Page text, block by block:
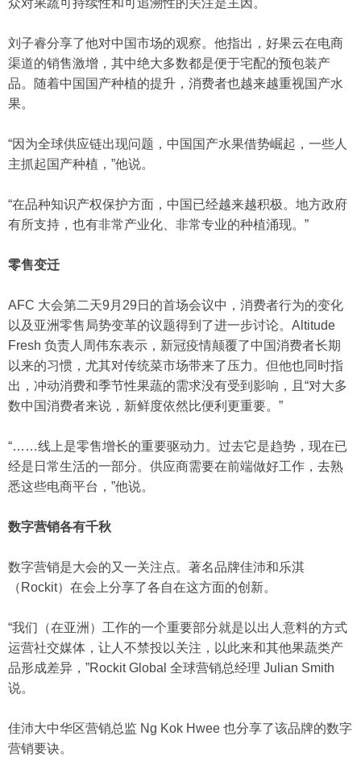
众对果蔬可持续性和可追溯性的关注是主因。
刘子睿分享了他对中国市场的观察。他指出，好果云在电商
渠道的销售激增，其中绝大多数都是便于宅配的预包装产
品。随着中国国产种植的提升，消费者也越来越重视国产水
果。
“因为全球供应链出现问题，中国国产水果借势崛起，一些人
主抓起国产种植，”他说。
“在品种知识产权保护方面，中国已经越来越积极。地方政府
有所支持，也有非常产业化、非常专业的种植涌现。”
零售变迁
AFC 大会第二天9月29日的首场会议中，消费者行为的变化
以及亚洲零售局势变革的议题得到了进一步讨论。Altitude
Fresh 负责人周伟东表示，新冠疫情颠覆了中国消费者长期
以来的习惯，尤其对传统菜市场带来了压力。但他也同时指
出，冲动消费和季节性果蔬的需求没有受到影响，且“对大多
数中国消费者来说，新鲜度依然比便利更重要。”
“……线上是零售增长的重要驱动力。过去它是趋势，现在已
经是日常生活的一部分。供应商需要在前端做好工作，去熟
悉这些电商平台，”他说。
数字营销各有千秋
数字营销是大会的又一关注点。著名品牌佳沛和乐淇
（Rockit）在会上分享了各自在这方面的创新。
“我们（在亚洲）工作的一个重要部分就是以出人意料的方式
运营社交媒体，让人不禁投以关注，以此来和其他果蔬类产
品形成差异，”Rockit Global 全球营销总经理 Julian Smith
说。
佳沛大中华区营销总监 Ng Kok Hwee 也分享了该品牌的数字
营销要诀。